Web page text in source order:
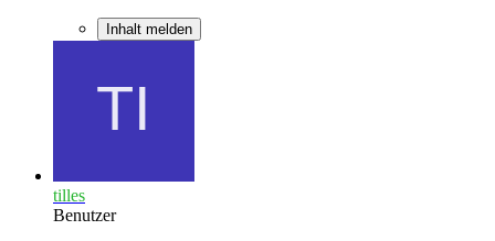
Inhalt melden
tilles
Benutzer